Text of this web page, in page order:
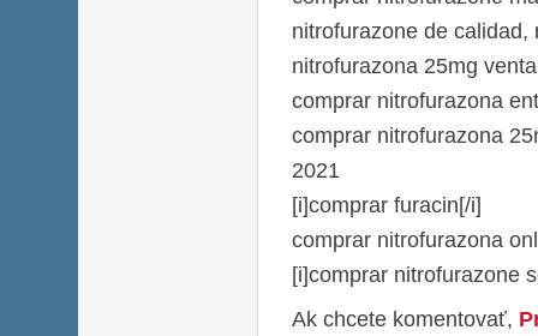
nitrofurazone de
nitrofurazona 25mg
comprar nitrofurazona
comprar nitrofurazona
2021
[i]comprar furacin[/i]
comprar nitrofurazona
[i]comprar nitrofurazone
Ak chcete komentovať,